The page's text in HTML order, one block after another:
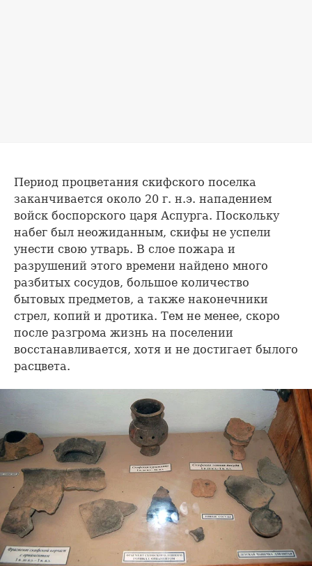
Период процветания скифского поселка
заканчивается около 20 г. н.э. нападением
войск боспорского царя Аспурга. Поскольку
набег был неожиданным, скифы не успели
унести свою утварь. В слое пожара и
разрушений этого времени найдено много
разбитых сосудов, большое количество
бытовых предметов, а также наконечники
стрел, копий и дротика. Тем не менее, скоро
после разгрома жизнь на поселении
восстанавливается, хотя и не достигает былого
расцвета.